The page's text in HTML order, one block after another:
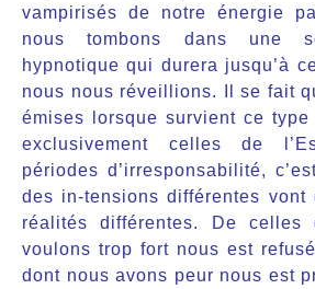
vampirisés de notre énergie
nous tombons dans une
hypnotique qui durera jusqu’à
nous nous réveillions. Il se fait
émises lorsque survient ce
exclusivement celles de
périodes d’irresponsabilité,
des in-tensions différentes vont
réalités différentes. De
voulons trop fort nous est
dont nous avons peur nous est